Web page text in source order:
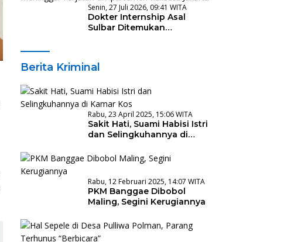
Senin, 27 Juli 2026, 09:41 WITA
Dokter Internship Asal
Sulbar Ditemukan
Berita Kriminal
Rabu, 23 April 2025, 15:06 WITA
Sakit Hati, Suami Habisi Istri
dan Selingkuhannya di
Rabu, 12 Februari 2025, 14:07 WITA
PKM Banggae Dibobol
Maling, Segini Kerugiannya